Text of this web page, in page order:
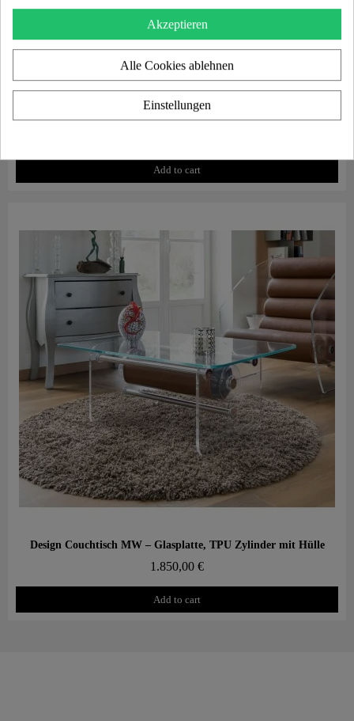
Aperçu rapide
Designsessel MW02 „POP“ – Glaswände, Schaumsitz
Add to cart
Aperçu rapide
Design Couchtisch MW – Glasplatte, TPU Zylinder mit Hülle
1.850,00 €
Add to cart
Akzeptieren
Alle Cookies ablehnen
Einstellungen